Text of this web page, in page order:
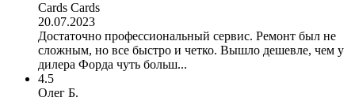
Cards Cards
20.07.2023
Достаточно профессиональный сервис. Ремонт был не
сложным, но все быстро и четко. Вышло дешевле, чем у
дилера Форда чуть больш...
4.5
Олег Б.